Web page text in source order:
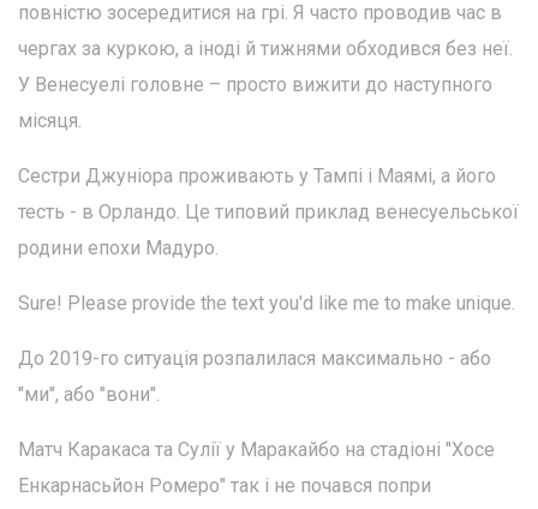
повністю зосередитися на грі. Я часто проводив час в
чергах за куркою, а іноді й тижнями обходився без неї.
У Венесуелі головне – просто вижити до наступного
місяця.
Сестри Джуніора проживають у Тампі і Маямі, а його
тесть - в Орландо. Це типовий приклад венесуельської
родини епохи Мадуро.
Sure! Please provide the text you'd like me to make unique.
До 2019-го ситуація розпалилася максимально - або
"ми", або "вони".
Матч Каракаса та Сулії у Маракайбо на стадіоні "Хосе
Енкарнасьйон Ромеро" так і не почався попри